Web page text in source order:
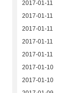
2017-01-11
2017-01-11
2017-01-11
2017-01-11
2017-01-11
2017-01-10
2017-01-10